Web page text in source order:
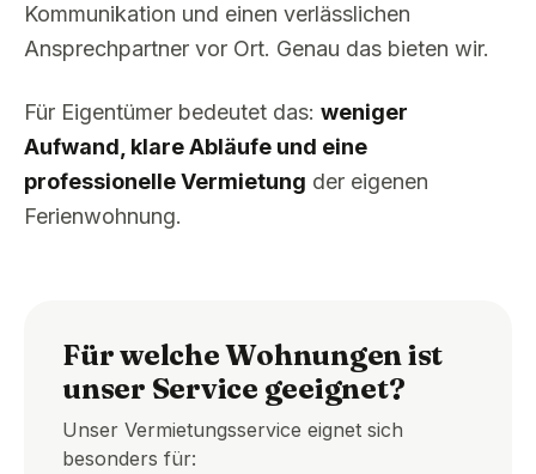
Kommunikation und einen verlässlichen
Ansprechpartner vor Ort. Genau das bieten wir.
Für Eigentümer bedeutet das: weniger
Aufwand, klare Abläufe und eine
professionelle Vermietung der eigenen
Ferienwohnung.
Für welche Wohnungen ist
unser Service geeignet?
Unser Vermietungsservice eignet sich
besonders für: